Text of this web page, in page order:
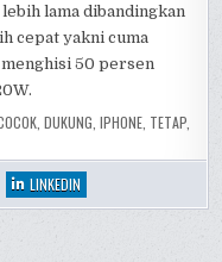
lebih lama dibandingkan
cepat yakni cuma
50 persen
DUKUNG IPHONE TETAP
LINKEDIN
SPESIFIKASI
DAN